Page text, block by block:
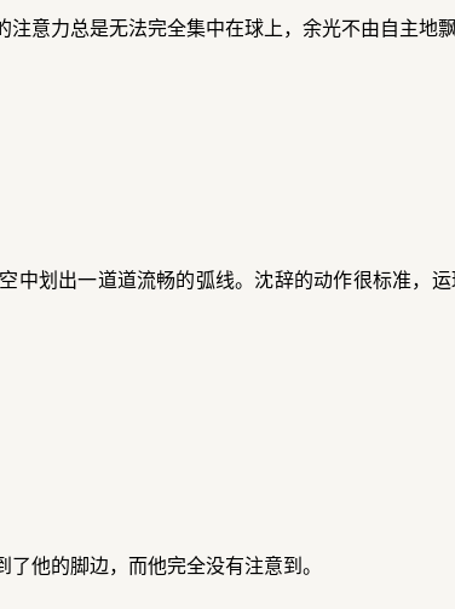
意力总是无法完全集中在球上，余光不由自主地飘
中划出一道道流畅的弧线。沈辞的动作很标准，
他的脚边，而他完全没有注意到。